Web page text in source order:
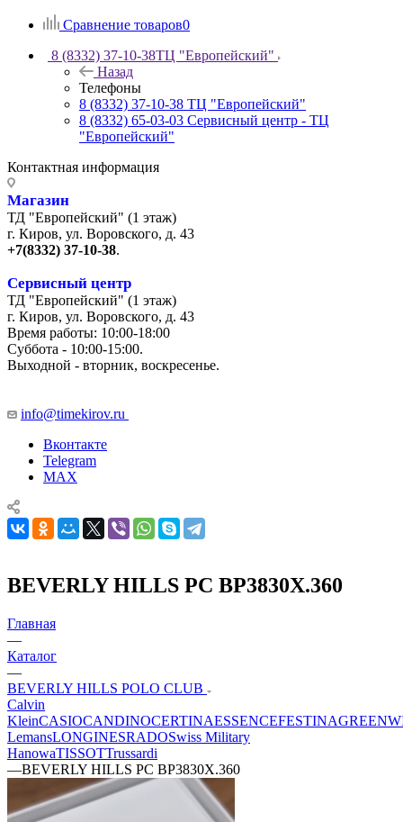
Сравнение товаров0
8 (8332) 37-10-38ТЦ "Европейский"
Назад
Телефоны
8 (8332) 37-10-38 ТЦ "Европейский"
8 (8332) 65-03-03 Сервисный центр - ТЦ
"Европейский"
Контактная информация
Магазин
ТД "Европейский" (1 этаж)
г. Киров, ул. Воровского, д. 43
+7(8332) 37-10-38.
Сервисный центр
ТД "Европейский" (1 этаж)
г. Киров, ул. Воровского, д. 43
Время работы: 10:00-18:00
Суббота - 10:00-15:00.
Выходной - вторник, воскресенье.
info@timekirov.ru
Вконтакте
Telegram
MAX
BEVERLY HILLS PС BP3830X.360
Главная
—
Каталог
—
BEVERLY HILLS POLO CLUB
Calvin
KleinCASIOCANDINOCERTINAESSENCEFESTINA
LemansLONGINESRADOSwiss Military
HanowaTISSOTTrussardi
—BEVERLY HILLS PС BP3830X.360